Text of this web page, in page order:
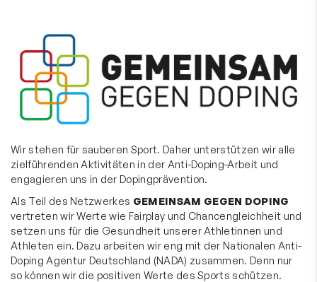
Wir stehen für sauberen Sport. Daher unterstützen wir alle
zielführenden Aktivitäten in der Anti-Doping-Arbeit und
engagieren uns in der Dopingprävention.
Als Teil des Netzwerkes GEMEINSAM GEGEN DOPING
vertreten wir Werte wie Fairplay und Chancengleichheit und
setzen uns für die Gesundheit unserer Athletinnen und
Athleten ein. Dazu arbeiten wir eng mit der Nationalen Anti-
Doping Agentur Deutschland (NADA) zusammen. Denn nur
so können wir die positiven Werte des Sports schützen.